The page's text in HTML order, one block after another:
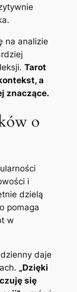
na analizie
Tarot
a
znaczące.
o
i
dzielą
pomaga
w
daje
„Dzięki
się